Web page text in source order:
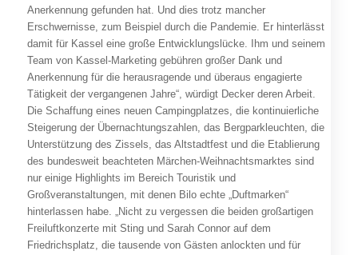
Anerkennung gefunden hat. Und dies trotz mancher
Erschwernisse, zum Beispiel durch die Pandemie. Er hinterlässt
damit für Kassel eine große Entwicklungslücke. Ihm und seinem
Team von Kassel-Marketing gebühren großer Dank und
Anerkennung für die herausragende und überaus engagierte
Tätigkeit der vergangenen Jahre“, würdigt Decker deren Arbeit.
Die Schaffung eines neuen Campingplatzes, die kontinuierliche
Steigerung der Übernachtungszahlen, das Bergparkleuchten, die
Unterstützung des Zissels, das Altstadtfest und die Etablierung
des bundesweit beachteten Märchen-Weihnachtsmarktes sind
nur einige Highlights im Bereich Touristik und
Großveranstaltungen, mit denen Bilo echte „Duftmarken“
hinterlassen habe. „Nicht zu vergessen die beiden großartigen
Freiluftkonzerte mit Sting und Sarah Connor auf dem
Friedrichsplatz, die tausende von Gästen anlockten und für